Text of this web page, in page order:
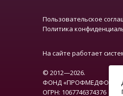
Пользовательское
Политика
На сайте работает
© 2012—2026.
ФОНД
ОГРН: 1067746374376